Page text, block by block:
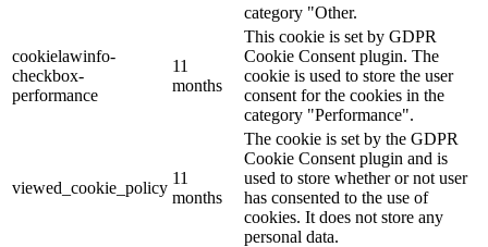
category "Other.
cookielawinfo-
checkbox-
performance
11
months
This cookie is set by GDPR
Cookie Consent plugin. The
cookie is used to store the user
consent for the cookies in the
category "Performance".
viewed_cookie_policy
11
months
The cookie is set by the GDPR
Cookie Consent plugin and is
used to store whether or not user
has consented to the use of
cookies. It does not store any
personal data.